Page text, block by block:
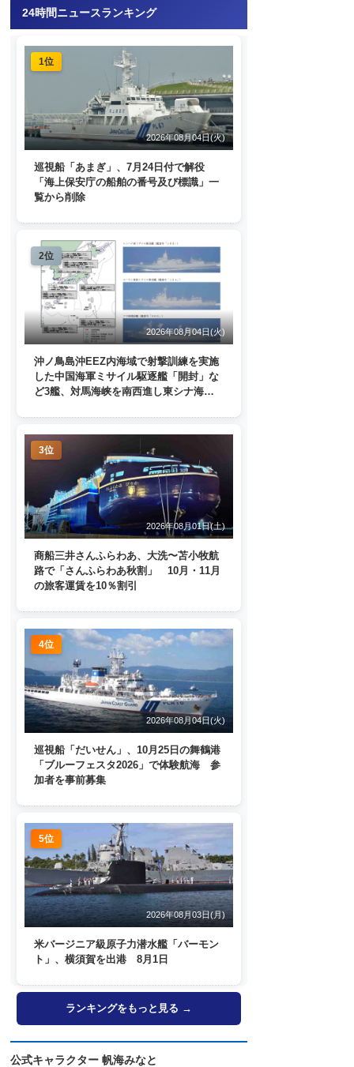
24時間ニュースランキング
1位
2026年08月04日(火)
巡視船「あまぎ」、7月24日付で解役
「海上保安庁の船舶の番号及び標識」一
覧から削除
2位
2026年08月04日(火)
沖ノ鳥島沖EEZ内海域で射撃訓練を実施
した中国海軍ミサイル駆逐艦「開封」な
ど3艦、対馬海峡を南西進し東シナ海
3位
2026年08月01日(土)
商船三井さんふらわあ、大洗〜苫小牧航
路で「さんふらわあ秋割」 10月・11月
の旅客運賃を10％割引
4位
2026年08月04日(火)
巡視船「だいせん」、10月25日の舞鶴港
「ブルーフェスタ2026」で体験航海 参
加者を事前募集
5位
2026年08月03日(月)
米バージニア級原子力潜水艦「バーモン
ト」、横須賀を出港 8月1日
ランキングをもっと見る →
公式キャラクター 帆海みなと